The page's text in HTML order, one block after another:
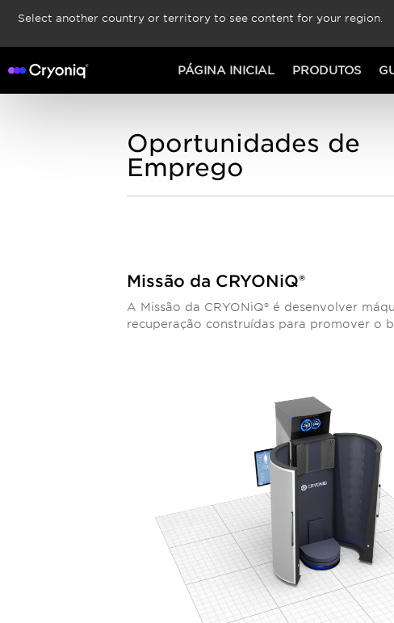
Select another country or territory to see content for your region.
PÁGINA INICIAL PRODUTOS
Oportunidades de
Emprego
Missão da CRYONiQ®
A Missão da CRYONiQ® é desenvolver
recuperação construídas para promover o